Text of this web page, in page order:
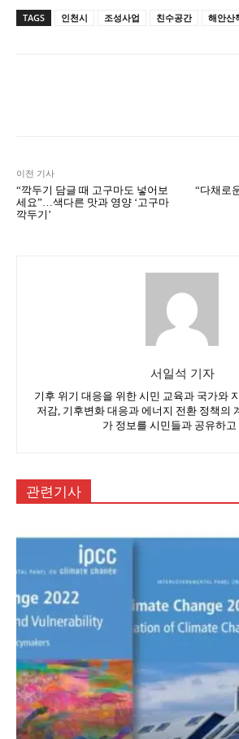
TAGS 인천시 조성사업 친수공간 해안산
이전 기사
“깍두기 담글 때 고구마도 넣어보
세요”…색다른 맛과 영양 ‘고구마
깍두기’
“다채로
서일석 기자
기후 위기 대응을 위한 시민 교육과 국가와
저감, 기후변화 대응과 에너지 전환 정책의
가 정보를 시민들과 공유하고
관련기사